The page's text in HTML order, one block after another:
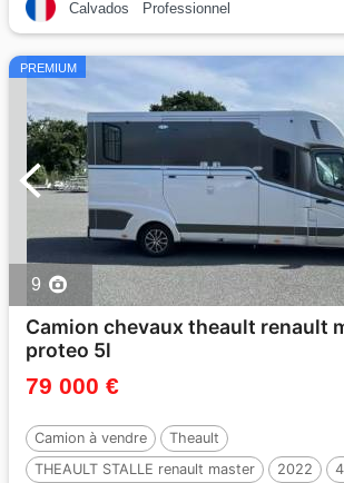
Calvados Professionnel
PREMIUM
9
Camion chevaux theault renault
proteo 5l
79 000 €
Camion à vendre
Theault
THEAULT STALLE renault master
2022